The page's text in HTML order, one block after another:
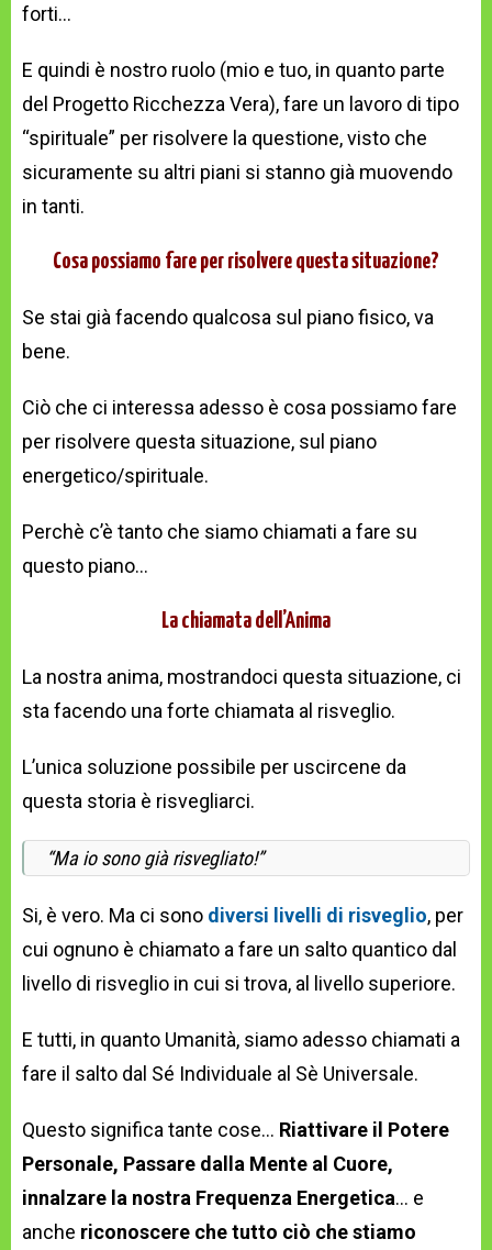
forti…
E quindi è nostro ruolo (mio e tuo, in quanto parte
del Progetto Ricchezza Vera), fare un lavoro di tipo
“spirituale” per risolvere la questione, visto che
sicuramente su altri piani si stanno già muovendo
in tanti.
Cosa possiamo fare per risolvere questa situazione?
Se stai già facendo qualcosa sul piano fisico, va
bene.
Ciò che ci interessa adesso è cosa possiamo fare
per risolvere questa situazione, sul piano
energetico/spirituale.
Perchè c’è tanto che siamo chiamati a fare su
questo piano…
La chiamata dell’Anima
La nostra anima, mostrandoci questa situazione, ci
sta facendo una forte chiamata al risveglio.
L’unica soluzione possibile per uscircene da
questa storia è risvegliarci.
“Ma io sono già risvegliato!”
Si, è vero. Ma ci sono diversi livelli di risveglio, per
cui ognuno è chiamato a fare un salto quantico dal
livello di risveglio in cui si trova, al livello superiore.
E tutti, in quanto Umanità, siamo adesso chiamati a
fare il salto dal Sé Individuale al Sè Universale.
Questo significa tante cose… Riattivare il Potere
Personale, Passare dalla Mente al Cuore,
innalzare la nostra Frequenza Energetica… e
anche riconoscere che tutto ciò che stiamo